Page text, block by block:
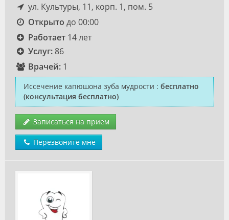
ул. Культуры, 11, корп. 1, пом. 5
Открыто до 00:00
Работает14 лет
Услуг:86
Врачей:1
Иссечение капюшона зуба мудрости : бесплатно
(консультация бесплатно)
Записаться на прием
Перезвоните мне